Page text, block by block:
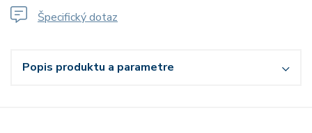
Špecifický dotaz
Popis produktu a parametre